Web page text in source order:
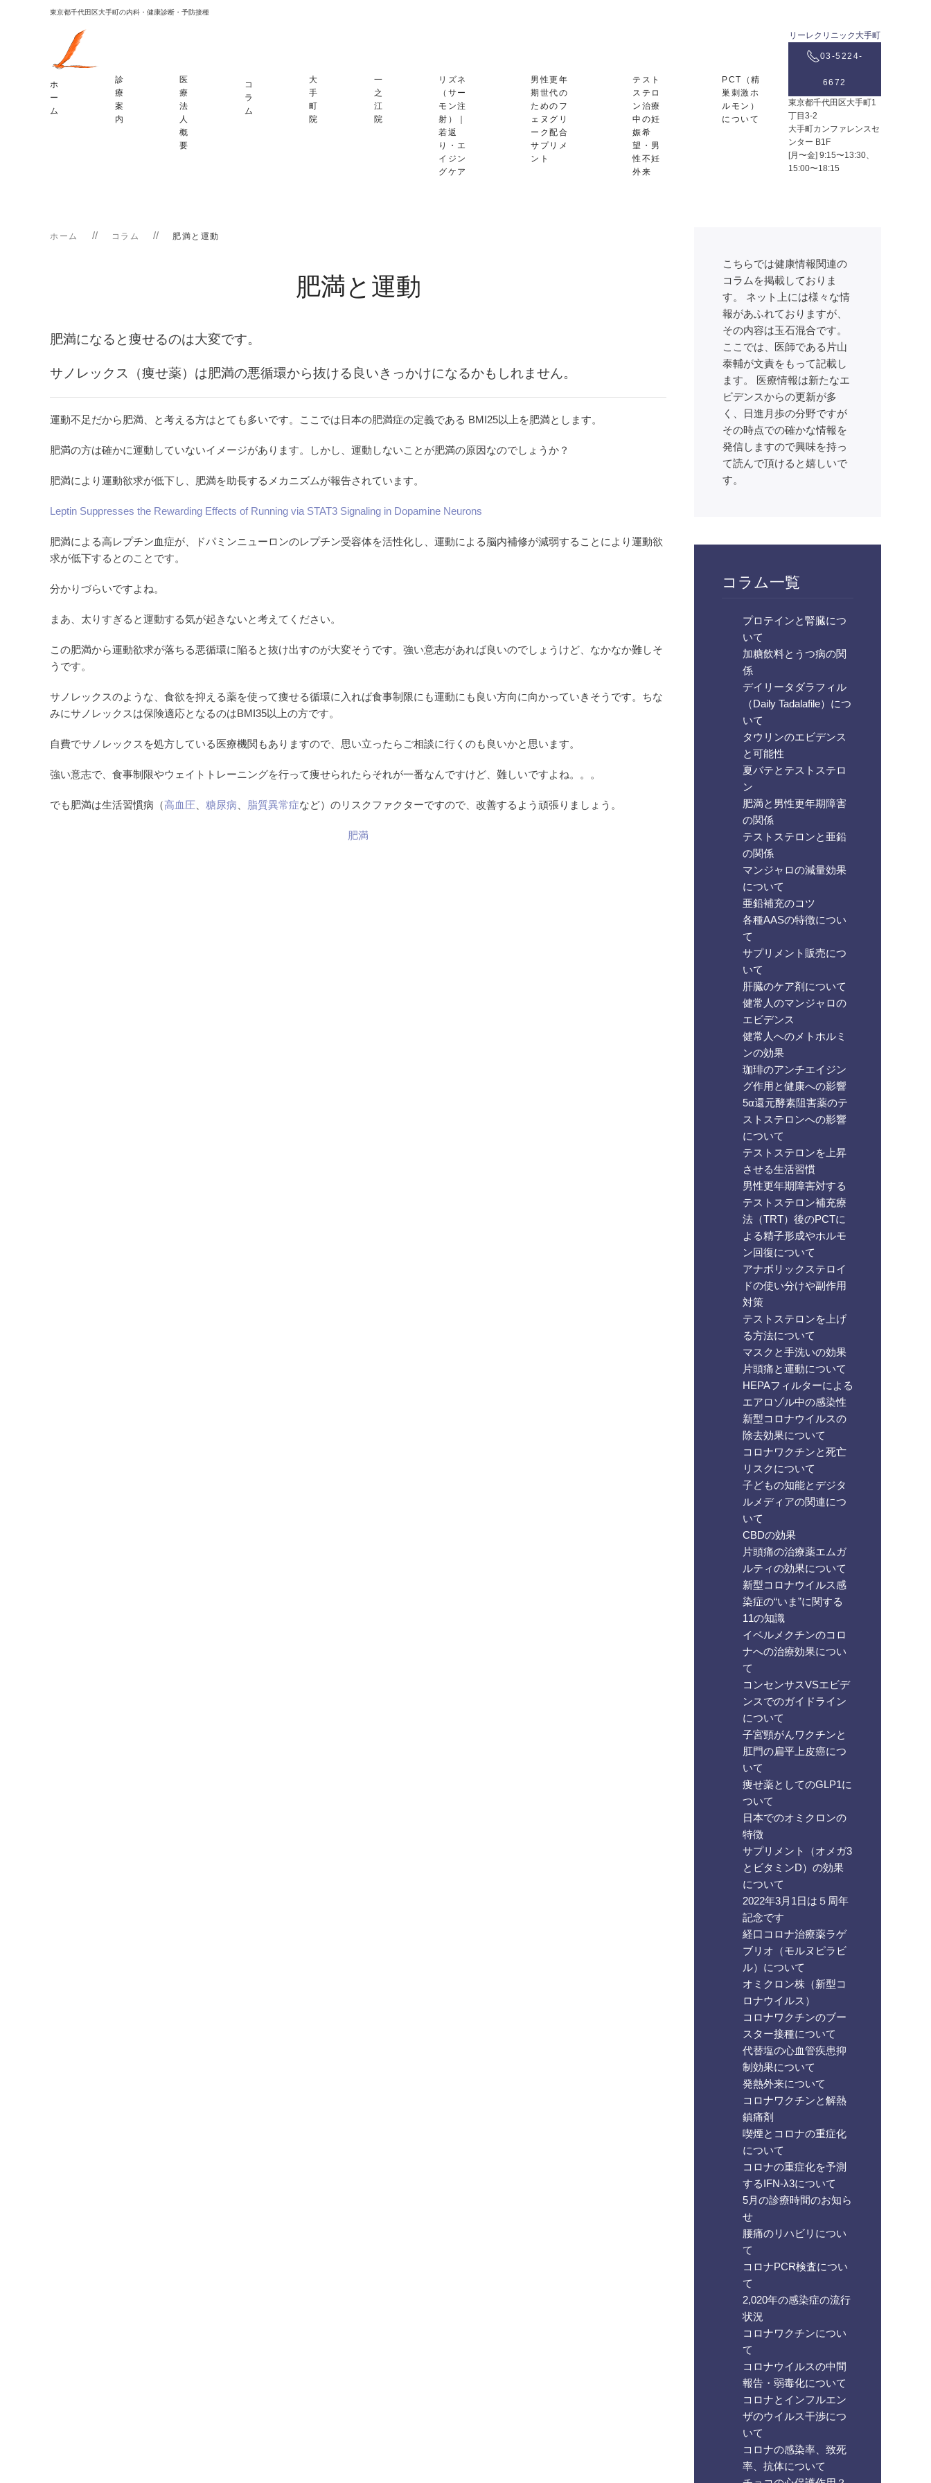
東京都千代田区大手町の内科・健康診断・予防接種
ホ
ー
ム
診
療
案
内
医
療
法
人
概
要
コ
ラ
ム
大
手
町
院
一
之
江
院
リズネ
（サー
モン注
射）｜
若返
り・エ
イジン
グケア
男性更年
期世代の
ためのフ
ェヌグリ
ーク配合
サプリメ
ント
テスト
ステロ
ン治療
中の妊
娠希
望・男
性不妊
外来
PCT（精
巣刺激ホ
ルモン）
について
リーレクリニック大手町
03-5224-
6672
東京都千代田区大手町1
丁目3-2
大手町カンファレンスセ
ンター B1F
[月〜金] 9:15〜13:30、
15:00〜18:15
ホーム コラム 肥満と運動
肥満と運動
肥満になると痩せるのは大変です。
サノレックス（痩せ薬）は肥満の悪循環から抜ける良いきっかけになるかもしれません。
運動不足だから肥満、と考える方はとても多いです。ここでは日本の肥満症の定義である BMI25以上を肥満とします。
肥満の方は確かに運動していないイメージがあります。しかし、運動しないことが肥満の原因なのでしょうか？
肥満により運動欲求が低下し、肥満を助長するメカニズムが報告されています。
Leptin Suppresses the Rewarding Effects of Running via STAT3 Signaling in Dopamine Neurons
肥満による高レプチン血症が、ドパミンニューロンのレプチン受容体を活性化し、運動による脳内補修が減弱することにより運動欲
求が低下するとのことです。
分かりづらいですよね。
まあ、太りすぎると運動する気が起きないと考えてください。
この肥満から運動欲求が落ちる悪循環に陥ると抜け出すのが大変そうです。強い意志があれば良いのでしょうけど、なかなか難しそ
うです。
サノレックスのような、食欲を抑える薬を使って痩せる循環に入れば食事制限にも運動にも良い方向に向かっていきそうです。ちな
みにサノレックスは保険適応となるのはBMI35以上の方です。
自費でサノレックスを処方している医療機関もありますので、思い立ったらご相談に行くのも良いかと思います。
強い意志で、食事制限やウェイトトレーニングを行って痩せられたらそれが一番なんですけど、難しいですよね。。。
でも肥満は生活習慣病（高血圧 糖尿病 脂質異常症など）のリスクファクターですので、改善するよう頑張りましょう。
肥満
こちらでは健康情報関連の
コラムを掲載しておりま
す。 ネット上には様々な情
報があふれておりますが、
その内容は玉石混合です。
ここでは、医師である片山
泰輔が文責をもって記載し
ます。 医療情報は新たなエ
ビデンスからの更新が多
く、日進月歩の分野ですが
その時点での確かな情報を
発信しますので興味を持っ
て読んで頂けると嬉しいで
す。
コラム一覧
プロテインと腎臓につ
いて
加糖飲料とうつ病の関
係
デイリータダラフィル
（Daily Tadalafile）につ
いて
タウリンのエビデンス
と可能性
夏バテとテストステロ
ン
肥満と男性更年期障害
の関係
テストステロンと亜鉛
の関係
マンジャロの減量効果
について
亜鉛補充のコツ
各種AASの特徴につい
て
サプリメント販売につ
いて
肝臓のケア剤について
健常人のマンジャロの
エビデンス
健常人へのメトホルミ
ンの効果
珈琲のアンチエイジン
グ作用と健康への影響
5α還元酵素阻害薬のテ
ストステロンへの影響
について
テストステロンを上昇
させる生活習慣
男性更年期障害対する
テストステロン補充療
法（TRT）後のPCTに
よる精子形成やホルモ
ン回復について
アナボリックステロイ
ドの使い分けや副作用
対策
テストステロンを上げ
る方法について
マスクと手洗いの効果
片頭痛と運動について
HEPAフィルターによる
エアロゾル中の感染性
新型コロナウイルスの
除去効果について
コロナワクチンと死亡
リスクについて
子どもの知能とデジタ
ルメディアの関連につ
いて
CBDの効果
片頭痛の治療薬エムガ
ルティの効果について
新型コロナウイルス感
染症の“いま”に関する
11の知識
イベルメクチンのコロ
ナへの治療効果につい
て
コンセンサスVSエビデ
ンスでのガイドライン
について
子宮頸がんワクチンと
肛門の扁平上皮癌につ
いて
痩せ薬としてのGLP1に
ついて
日本でのオミクロンの
特徴
サプリメント（オメガ3
とビタミンD）の効果
について
2022年3月1日は５周年
記念です
経口コロナ治療薬ラゲ
ブリオ（モルヌピラビ
ル）について
オミクロン株（新型コ
ロナウイルス）
コロナワクチンのブー
スター接種について
代替塩の心血管疾患抑
制効果について
発熱外来について
コロナワクチンと解熱
鎮痛剤
喫煙とコロナの重症化
について
コロナの重症化を予測
するIFN-λ3について
5月の診療時間のお知ら
せ
腰痛のリハビリについ
て
コロナPCR検査につい
て
2,020年の感染症の流行
状況
コロナワクチンについ
て
コロナウイルスの中間
報告・弱毒化について
コロナとインフルエン
ザのウイルス干渉につ
いて
コロナの感染率、致死
率、抗体について